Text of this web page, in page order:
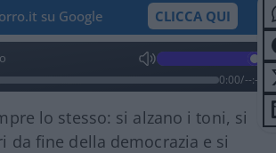
su Google CLICCA QUI
0:00/--:--
lo stesso: si alzano i toni, si
da fine della democrazia e si